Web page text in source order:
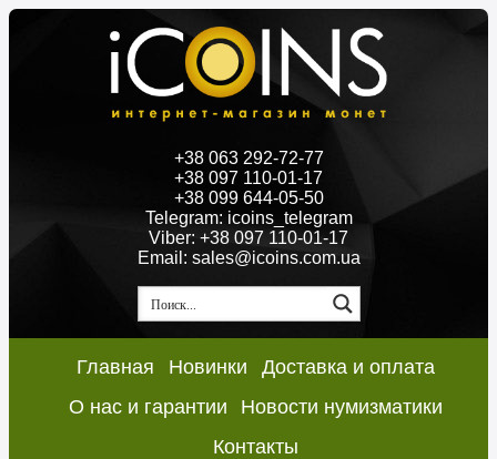
+38 063 292-72-77
+38 097 110-01-17
+38 099 644-05-50
Telegram: icoins_telegram
Viber: +38 097 110-01-17
Email: sales@icoins.com.ua
Главная Новинки
Доставка и оплата
О нас и гарантии
Новости нумизматики
Контакты